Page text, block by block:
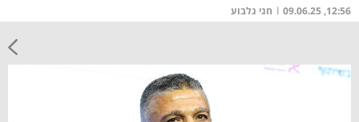
12:56, 09.06.25
| חגי גלבוע